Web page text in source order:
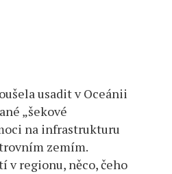
usadit v Oceánii
„šekové
na infrastrukturu
zemím.
v regionu, něco, čeho